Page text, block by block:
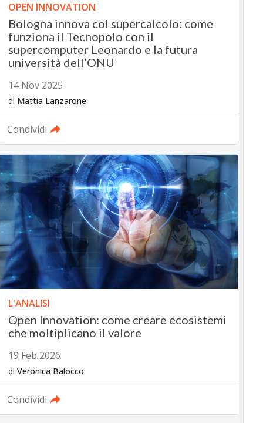
OPEN INNOVATION
Bologna innova col supercalcolo: come
funziona il Tecnopolo con il
supercomputer Leonardo e la futura
università dell’ONU
14 Nov 2025
di Mattia Lanzarone
Condividi
L'ANALISI
Open Innovation: come creare ecosistemi
che moltiplicano il valore
19 Feb 2026
di Veronica Balocco
Condividi